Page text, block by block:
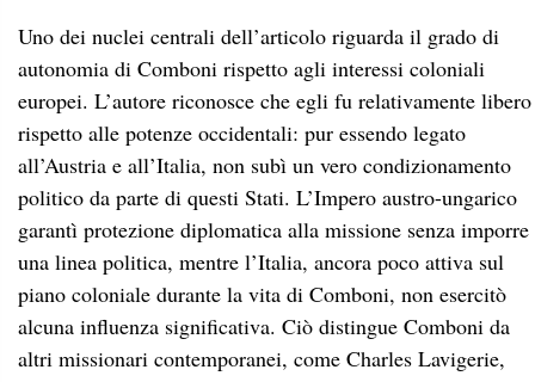
Uno dei nuclei centrali dell’articolo riguarda il grado di
autonomia di Comboni rispetto agli interessi coloniali
europei. L’autore riconosce che egli fu relativamente libero
rispetto alle potenze occidentali: pur essendo legato
all’Austria e all’Italia, non subì un vero condizionamento
politico da parte di questi Stati. L’Impero austro-ungarico
garantì protezione diplomatica alla missione senza imporre
una linea politica, mentre l’Italia, ancora poco attiva sul
piano coloniale durante la vita di Comboni, non esercitò
alcuna influenza significativa. Ciò distingue Comboni da
altri missionari contemporanei, come Charles Lavigerie,